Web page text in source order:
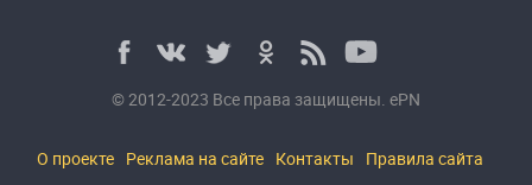
© 2012-2023 Все права защищены. ePN
О проекте Реклама на сайте Контакты Правила сайта